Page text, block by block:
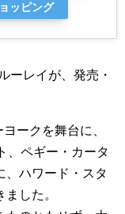
ッピング
ーレイが、発売・
ークを舞台に、
、ペギー・カータ
、ハワード・スタ
した。